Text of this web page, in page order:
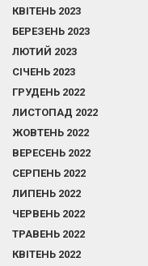
КВІТЕНЬ 2023
БЕРЕЗЕНЬ 2023
ЛЮТИЙ 2023
СІЧЕНЬ 2023
ГРУДЕНЬ 2022
ЛИСТОПАД 2022
ЖОВТЕНЬ 2022
ВЕРЕСЕНЬ 2022
СЕРПЕНЬ 2022
ЛИПЕНЬ 2022
ЧЕРВЕНЬ 2022
ТРАВЕНЬ 2022
КВІТЕНЬ 2022